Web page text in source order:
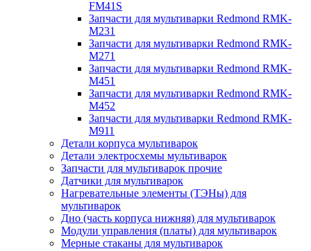
FM41S
Запчасти для мультиварки Redmond RMK-
M231
Запчасти для мультиварки Redmond RMK-
M271
Запчасти для мультиварки Redmond RMK-
M451
Запчасти для мультиварки Redmond RMK-
M452
Запчасти для мультиварки Redmond RMK-
M911
Детали корпуса мультиварок
Детали электросхемы мультиварок
Запчасти для мультиварок прочие
Датчики для мультиварок
Нагревательные элементы (ТЭНы) для
мультиварок
Дно (часть корпуса нижняя) для мультиварок
Модули управления (платы) для мультиварок
Мерные стаканы для мультиварок